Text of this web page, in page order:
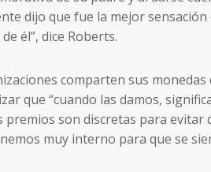
dijo que fue la mejor
él”, dice Roberts.
comparten sus
que “cuando las damos,
premios son discretas para evitar
muy interno para que se